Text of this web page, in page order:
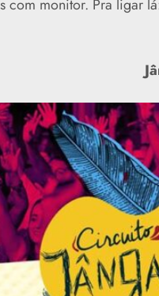
com monitor. Pra ligar